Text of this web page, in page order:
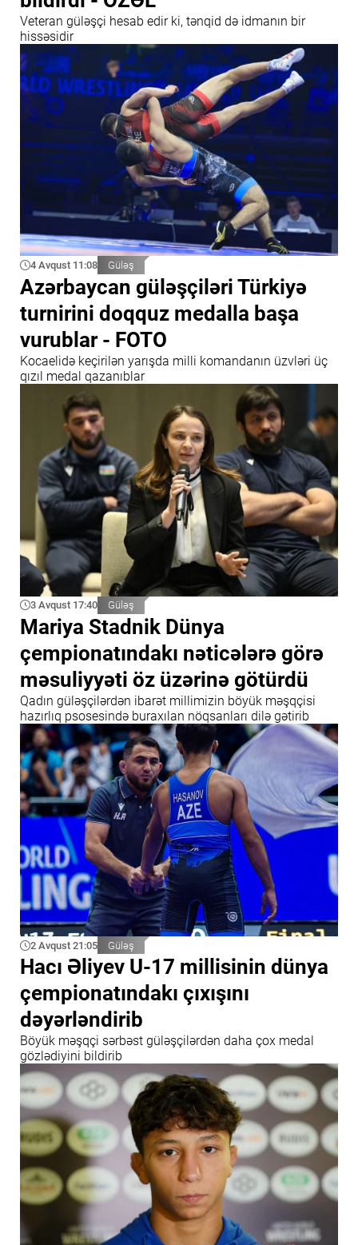
Veteran güləşçi hesab edir ki, tənqid də idmanın bir
hissəsidir
4 Avqust 11:08 Güləş
Azərbaycan güləşçiləri Türkiyə
turnirini doqquz medalla başa
vurublar - FOTO
Kocaelidə keçirilən yarışda milli komandanın üzvləri üç
qızıl medal qazanıblar
3 Avqust 17:40 Güləş
Mariya Stadnik Dünya
çempionatındakı nəticələrə görə
məsuliyyəti öz üzərinə götürdü
Qadın güləşçilərdən ibarət millimizin böyük məşqçisi
hazırlıq psosesində buraxılan nöqsanları dilə gətirib
2 Avqust 21:05 Güləş
Hacı Əliyev U-17 millisinin dünya
çempionatındakı çıxışını
dəyərləndirib
Böyük məşqçi sərbəst güləşçilərdən daha çox medal
gözlədiyini bildirib